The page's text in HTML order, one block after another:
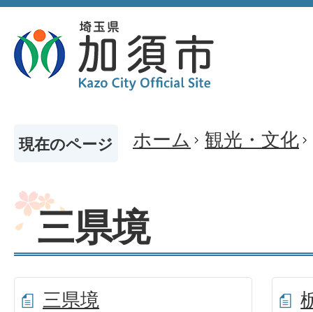
現在のページ ホーム 観光・文化
三県境
三県境